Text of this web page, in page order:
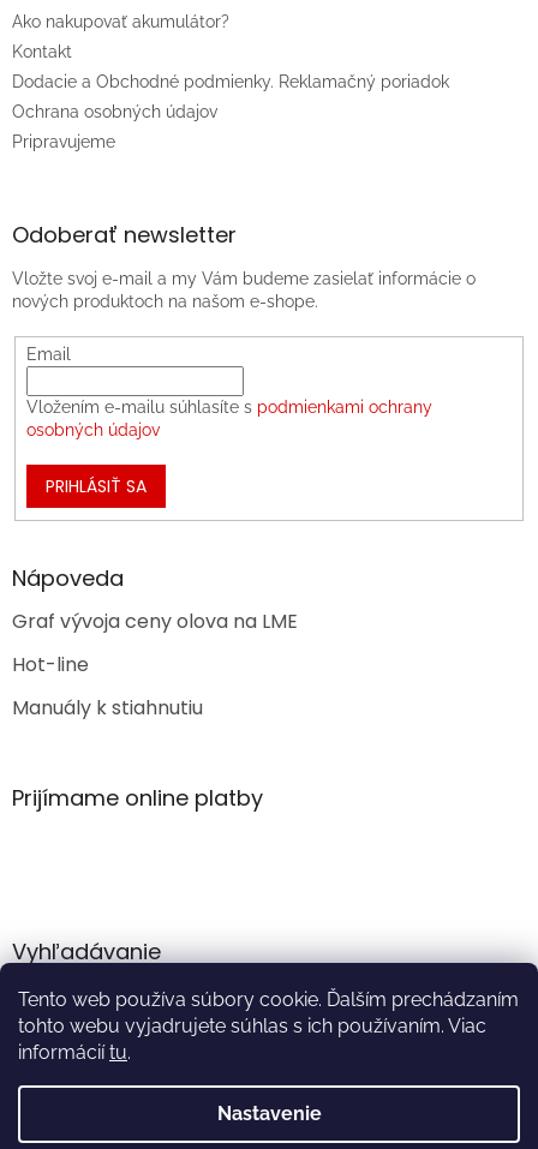
Tento web používa súbory cookie. Ďalším prechádzaním
tohto webu vyjadrujete súhlas s ich používaním. Viac
informáciítu.
Nastavenie
Ako nakupovať akumulátor?
Kontakt
Dodacie a Obchodné podmienky. Reklamačný poriadok
Ochrana osobných údajov
Pripravujeme
Odoberať newsletter
Vložte svoj e-mail a my Vám budeme zasielať informácie o
nových produktoch na našom e-shope.
Email
Vložením e-mailu súhlasíte s podmienkami ochrany
osobných údajov
PRIHLÁSIŤ SA
Nápoveda
Graf vývoja ceny olova na LME
Hot-line
Manuály k stiahnutiu
Prijímame online platby
Vyhľadávanie
HĽADAŤ
Vytvoril Shoptet